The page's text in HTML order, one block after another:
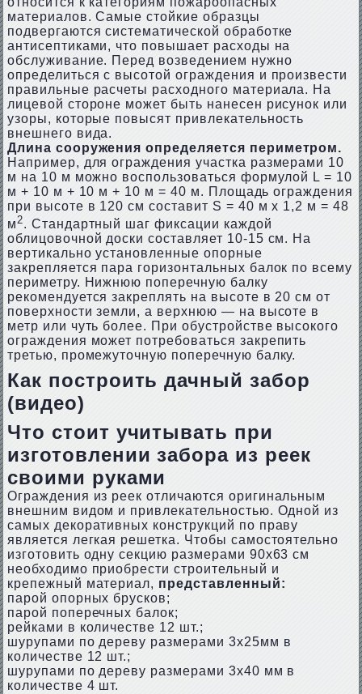
материалов. Самые стойкие образцы
подвергаются систематической обработке
антисептиками, что повышает расходы на
обслуживание. Перед возведением нужно
определиться с высотой ограждения и произвести
правильные расчеты расходного материала. На
лицевой стороне может быть нанесен рисунок или
узоры, которые повысят привлекательность
внешнего вида.
Длина сооружения определяется периметром.
Например, для ограждения участка размерами 10
м на 10 м можно воспользоваться формулой L = 10
м + 10 м + 10 м + 10 м = 40 м. Площадь ограждения
при высоте в 120 см составит S = 40 м х 1,2 м = 48
м2. Стандартный шаг фиксации каждой
облицовочной доски составляет 10-15 см. На
вертикально установленные опорные
закрепляется пара горизонтальных балок по всему
периметру. Нижнюю поперечную балку
рекомендуется закреплять на высоте в 20 см от
поверхности земли, а верхнюю — на высоте в
метр или чуть более. При обустройстве высокого
ограждения может потребоваться закрепить
третью, промежуточную поперечную балку.
Как построить дачный забор
(видео)
Что стоит учитывать при
изготовлении забора из реек
своими руками
Ограждения из реек отличаются оригинальным
внешним видом и привлекательностью. Одной из
самых декоративных конструкций по праву
является легкая решетка. Чтобы самостоятельно
изготовить одну секцию размерами 90х63 см
необходимо приобрести строительный и
крепежный материал, представленный:
парой опорных брусков;
парой поперечных балок;
рейками в количестве 12 шт.;
шурупами по дереву размерами 3х25мм в
количестве 12 шт.;
шурупами по дереву размерами 3х40 мм в
количестве 4 шт.